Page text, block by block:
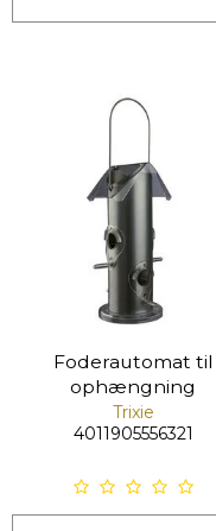
Foderautomat til
ophængning
Trixie
4011905556321